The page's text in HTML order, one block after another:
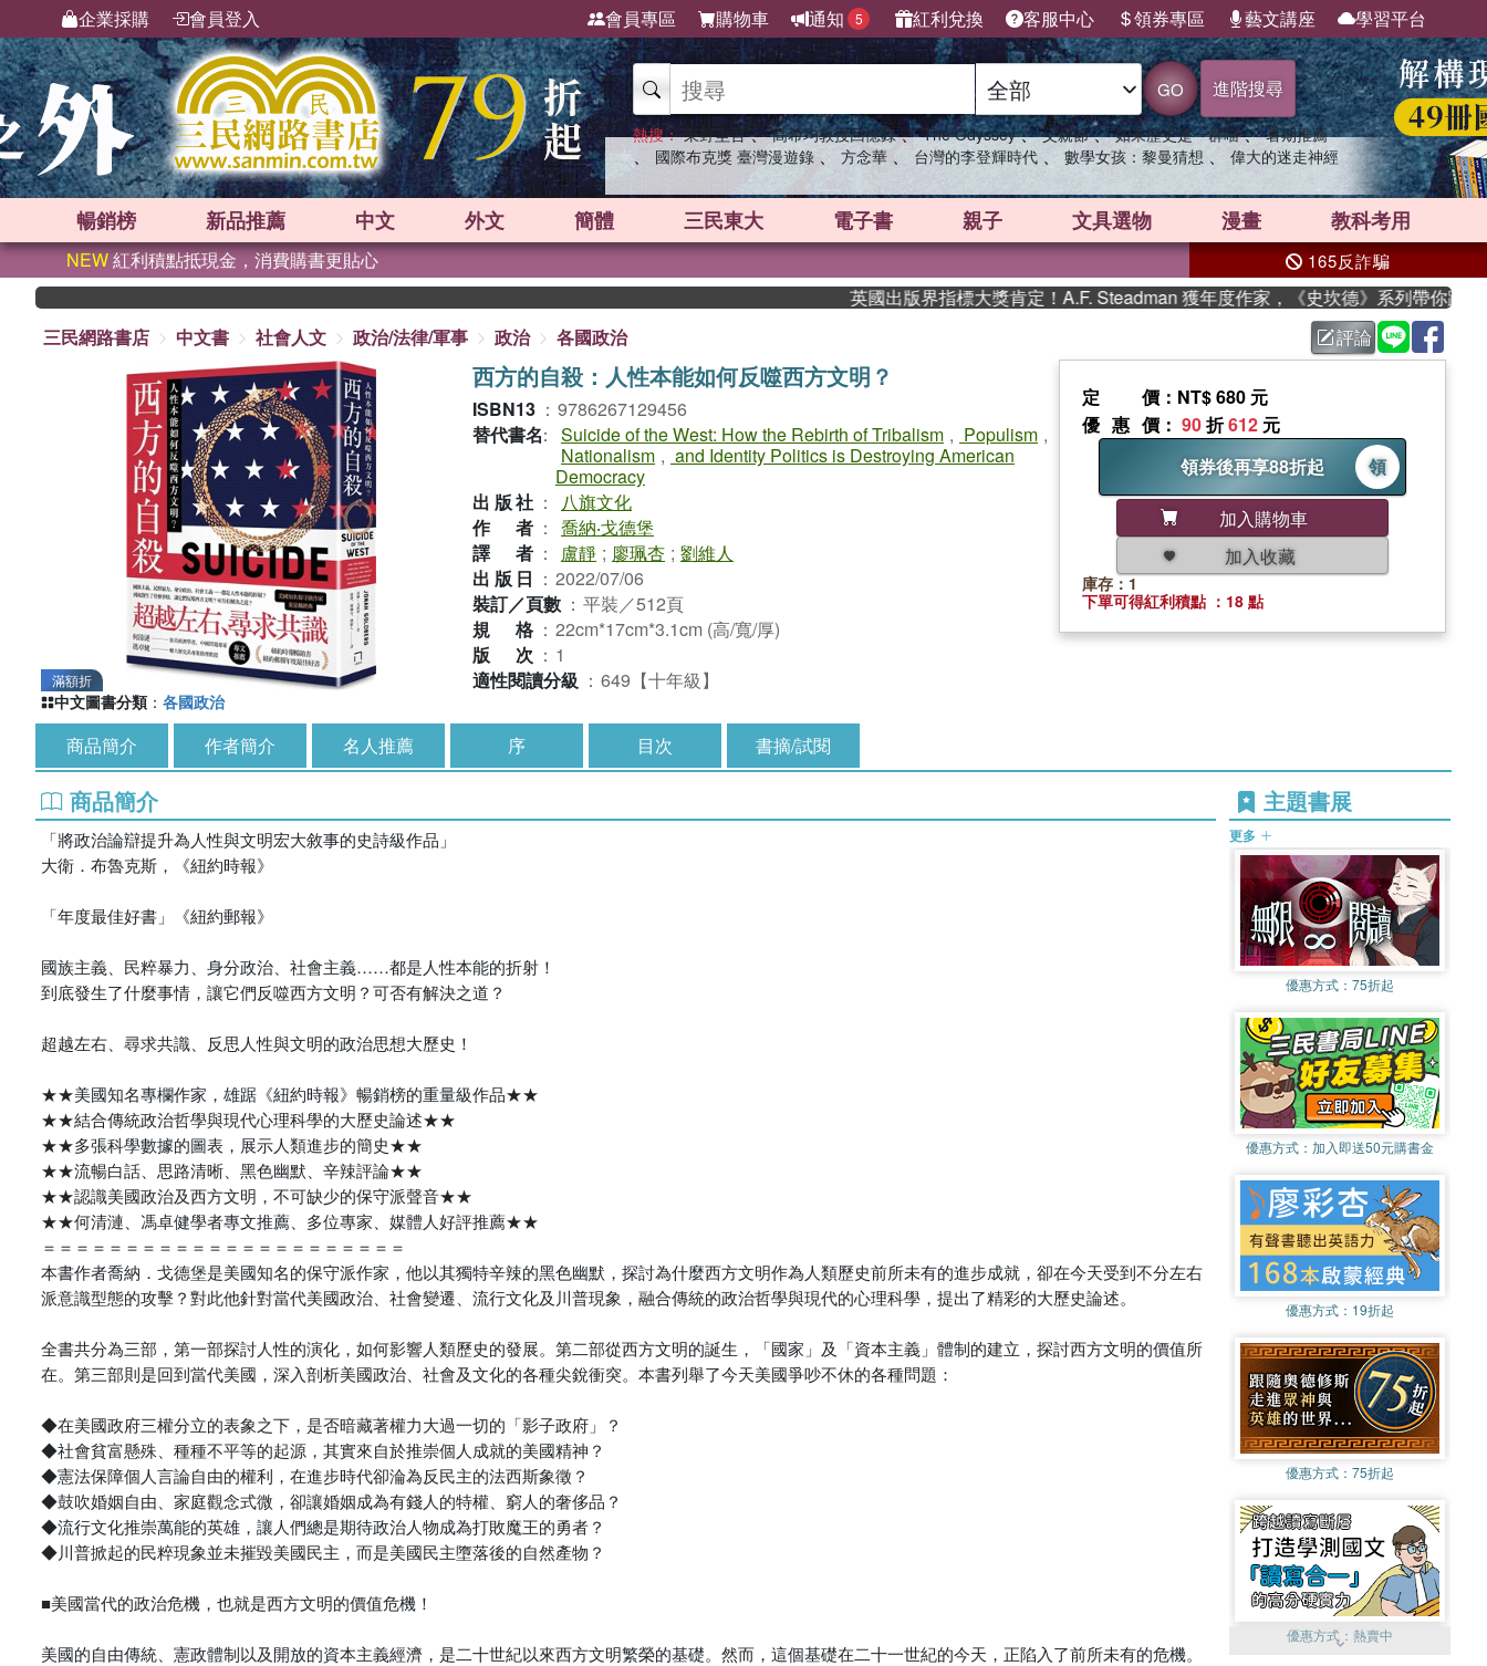
企業採購 會員登入 會員專區 購物車 通知 5 紅利兌換 客服中心 領券專區 藝文講座 學習平台
GO 進階搜尋
熱搜： 東野圭吾 、 高希均教授回憶錄 、 The Odyssey 、 父親節 、 如果歷史是一群喵 、 暑期推薦
、 國際布克獎 臺灣漫遊錄 、 方念華 、 台灣的李登輝時代 、 數學女孩：黎曼猜想 、 偉大的迷走神經
暢銷榜 新品推薦 中文 外文 簡體 三民東大 電子書 親子 文具選物 漫畫 教科考用
NEW紅利積點抵現金，消費購書更貼心 165反詐騙
英國出版界指標大獎肯定！A.F. Steadman 獲年度作家，《史坎德》系列帶你踏上熱血奇幻旅
三民網路書店
中文書 社會人文 政治/法律/軍事 政治 各國政治 評論
滿額折
西方的自殺：人性本能如何反噬西方文明？
ISBN13 ： 9786267129456
替代書名： Suicide of the West: How the Rebirth of Tribalism , Populism ,
Nationalism , and Identity Politics is Destroying American
Democracy
出版社 ：
八旗文化
作者 ： 喬納‧戈德堡
譯者 ： 盧靜 ; 廖珮杏 ; 劉維人
出版日 ： 2022/07/06
裝訂／頁數 ： 平裝／512頁
規格 ： 22cm*17cm*3.1cm (高/寬/厚)
版次 ： 1
適性閱讀分級 ： 649【十年級】
定價 ：NT$ 680 元
優惠價 ： 90折612 元
領券後再享88折起
領
加入購物車
加入收藏
庫存：1
下單可得紅利積點 ：18 點
中文圖書分類 ： 各國政治
商品簡介 作者簡介 名人推薦 序 目次 書摘/試閱
商品簡介
「將政治論辯提升為人性與文明宏大敘事的史詩級作品」
大衛．布魯克斯，《紐約時報》
「年度最佳好書」《紐約郵報》
國族主義、民粹暴力、身分政治、社會主義……都是人性本能的折射！
到底發生了什麼事情，讓它們反噬西方文明？可否有解決之道？
超越左右、尋求共識、反思人性與文明的政治思想大歷史！
★★美國知名專欄作家，雄踞《紐約時報》暢銷榜的重量級作品★★
★★結合傳統政治哲學與現代心理科學的大歷史論述★★
★★多張科學數據的圖表，展示人類進步的簡史★★
★★流暢白話、思路清晰、黑色幽默、辛辣評論★★
★★認識美國政治及西方文明，不可缺少的保守派聲音★★
★★何清漣、馮卓健學者專文推薦、多位專家、媒體人好評推薦★★
＝＝＝＝＝＝＝＝＝＝＝＝＝＝＝＝＝＝＝＝＝＝
本書作者喬納．戈德堡是美國知名的保守派作家，他以其獨特辛辣的黑色幽默，探討為什麼西方文明作為人類歷史前所未有的進步成就，卻在今天受到不分左右
派意識型態的攻擊？對此他針對當代美國政治、社會變遷、流行文化及川普現象，融合傳統的政治哲學與現代的心理科學，提出了精彩的大歷史論述。
全書共分為三部，第一部探討人性的演化，如何影響人類歷史的發展。第二部從西方文明的誕生，「國家」及「資本主義」體制的建立，探討西方文明的價值所
在。第三部則是回到當代美國，深入剖析美國政治、社會及文化的各種尖銳衝突。本書列舉了今天美國爭吵不休的各種問題：
◆在美國政府三權分立的表象之下，是否暗藏著權力大過一切的「影子政府」？
◆社會貧富懸殊、種種不平等的起源，其實來自於推崇個人成就的美國精神？
◆憲法保障個人言論自由的權利，在進步時代卻淪為反民主的法西斯象徵？
◆鼓吹婚姻自由、家庭觀念式微，卻讓婚姻成為有錢人的特權、窮人的奢侈品？
◆流行文化推崇萬能的英雄，讓人們總是期待政治人物成為打敗魔王的勇者？
◆川普掀起的民粹現象並未摧毀美國民主，而是美國民主墮落後的自然產物？
■美國當代的政治危機，也就是西方文明的價值危機！
美國的自由傳統、憲政體制以及開放的資本主義經濟，是二十世紀以來西方文明繁榮的基礎。然而，這個基礎在二十一世紀的今天，正陷入了前所未有的危機。
主題書展
更多
優惠方式： 75折起
優惠方式： 加入即送50元購書金
優惠方式： 19折起
優惠方式： 75折起
優惠方式： 熱賣中